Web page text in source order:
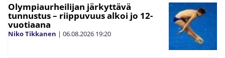
Olympiaurheilijan järkyttävä
tunnustus – riippuvuus alkoi jo 12-
vuotiaana
Niko Tikkanen | 06.08.2026 19:20